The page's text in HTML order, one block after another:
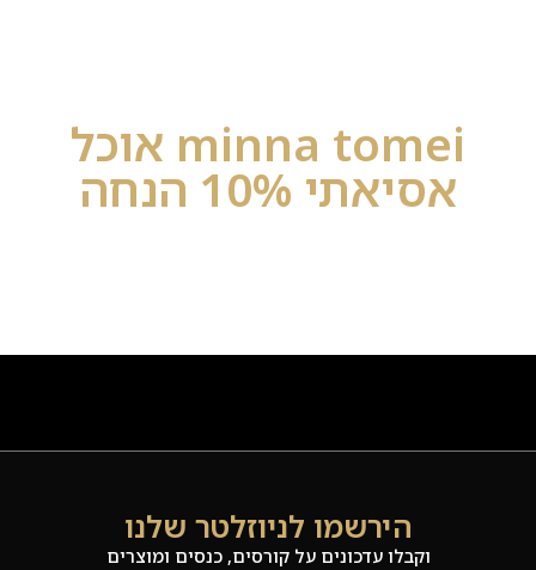
minna tomei אוכל
אסיאתי 10% הנחה
הירשמו לניוזלטר שלנו
וקבלו עדכונים על קורסים, כנסים ומוצרים